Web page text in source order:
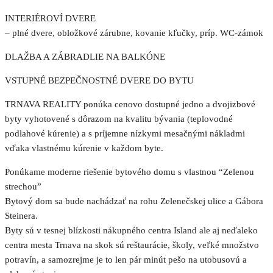
INTERIÉROVÍ DVERE
– plné dvere, obložkové zárubne, kovanie kľučky, príp. WC-zámok
DLAŽBA A ZÁBRADLIE NA BALKÓNE
VSTUPNÉ BEZPEČNOSTNÉ DVERE DO BYTU
TRNAVA REALITY ponúka cenovo dostupné jedno a dvojizbové
byty vyhotovené s dôrazom na kvalitu bývania (teplovodné
podlahové kúrenie) a s príjemne nízkymi mesačnými nákladmi
vďaka vlastnému kúrenie v každom byte.
Ponúkame moderne riešenie bytového domu s vlastnou “Zelenou
strechou”
Bytový dom sa bude nachádzať na rohu Zelenečskej ulice a Gábora
Steinera.
Byty sú v tesnej blízkosti nákupného centra Island ale aj neďaleko
centra mesta Trnava na skok sú reštaurácie, školy, veľké množstvo
potravín, a samozrejme je to len pár minút pešo na utobusovú a